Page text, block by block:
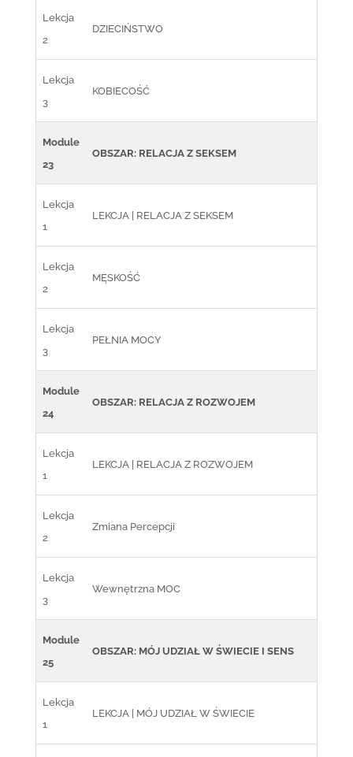
Lekcja
2
DZIECIŃSTWO
Lekcja
3
KOBIECOŚĆ
Module
23
OBSZAR: RELACJA Z SEKSEM
Lekcja
1
LEKCJA | RELACJA Z SEKSEM
Lekcja
2
MĘSKOŚĆ
Lekcja
3
PEŁNIA MOCY
Module
24
OBSZAR: RELACJA Z ROZWOJEM
Lekcja
1
LEKCJA | RELACJA Z ROZWOJEM
Lekcja
2
Zmiana Percepcji
Lekcja
3
Wewnętrzna MOC
Module
25
OBSZAR: MÓJ UDZIAŁ W ŚWIECIE I SENS
Lekcja
1
LEKCJA | MÓJ UDZIAŁ W ŚWIECIE